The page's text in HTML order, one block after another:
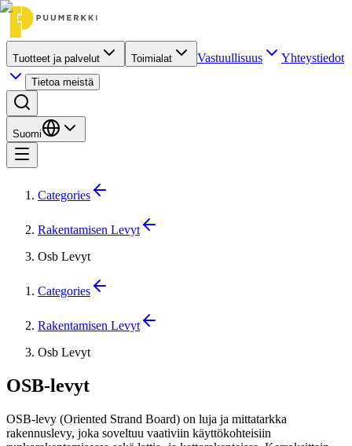
Tuotteet ja palvelut Toimialat Vastuullisuus Yhteystiedot
Tietoa meistä
Suomi
Categories
Rakentamisen Levyt
Osb Levyt
Categories
Rakentamisen Levyt
Osb Levyt
OSB-levyt
OSB-levy (Oriented Strand Board) on luja ja mittatarkka
rakennuslevy, joka soveltuu vaativiin käyttökohteisiin